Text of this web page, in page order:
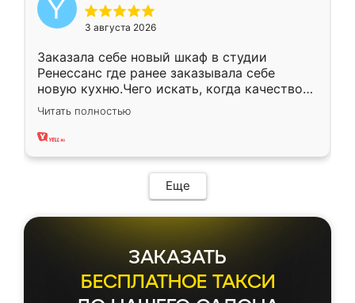
3 августа 2026
Заказала себе новый шкаф в студии
Ренессанс где ранее заказывала себе
новую кухню.Чего искать, когда качеством
вполне довольна. Служит кухня уже почти
два года, нареканий нет.
Читать полностью
Еще
ЗАКАЗАТЬ
БЕСПЛАТНОЕ ТАКСИ